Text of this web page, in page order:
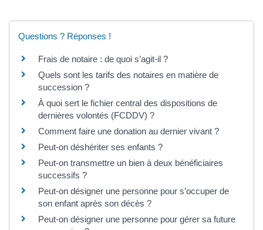
Questions ? Réponses !
Frais de notaire : de quoi s’agit-il ?
Quels sont les tarifs des notaires en matière de
succession ?
À quoi sert le fichier central des dispositions de
dernières volontés (FCDDV) ?
Comment faire une donation au dernier vivant ?
Peut-on déshériter ses enfants ?
Peut-on transmettre un bien à deux bénéficiaires
successifs ?
Peut-on désigner une personne pour s’occuper de
son enfant après son décès ?
Peut-on désigner une personne pour gérer sa future